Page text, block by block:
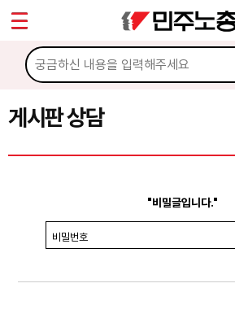
게시판 상담
"비밀글입니다."
비밀번호
마이페이지
소개
소식
노동상담
권리찾기수첩 검색
찾아보기
Sketchbook5, 스케
Sketchbook5, 스케